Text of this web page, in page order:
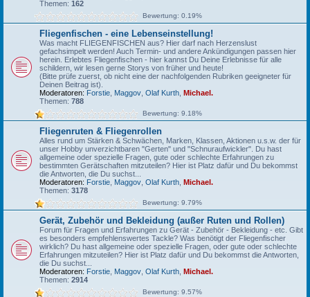
Themen: 162
Bewertung: 0.19%
Fliegenfischen - eine Lebenseinstellung!
Was macht FLIEGENFISCHEN aus? Hier darf nach Herzenslust
gefachsimpelt werden! Auch Termin- und andere Ankündigungen passen hier
herein. Erlebtes Fliegenfischen - hier kannst Du Deine Erlebnisse für alle
schildern, wir lesen gerne Storys von früher und heute!
(Bitte prüfe zuerst, ob nicht eine der nachfolgenden Rubriken geeigneter für
Deinen Beitrag ist).
Moderatoren: Forstie Maggov Olaf Kurth
Michael.
Themen: 788
Bewertung: 9.18%
Fliegenruten & Fliegenrollen
Alles rund um Stärken & Schwächen, Marken, Klassen, Aktionen u.s.w. der für
unser Hobby unverzichtbaren "Gerten" und "Schnuraufwickler". Du hast
allgemeine oder spezielle Fragen, gute oder schlechte Erfahrungen zu
bestimmten Gerätschaften mitzuteilen? Hier ist Platz dafür und Du bekommst
die Antworten, die Du suchst...
Moderatoren: Forstie Maggov Olaf Kurth
Michael.
Themen: 3178
Bewertung: 9.79%
Gerät, Zubehör und Bekleidung (außer Ruten und Rollen)
Forum für Fragen und Erfahrungen zu Gerät - Zubehör - Bekleidung - etc. Gibt
es besonders empfehlenswertes Tackle? Was benötigt der Fliegenfischer
wirklich? Du hast allgemeine oder spezielle Fragen, oder gute oder schlechte
Erfahrungen mitzuteilen? Hier ist Platz dafür und Du bekommst die Antworten,
die Du suchst...
Moderatoren: Forstie Maggov Olaf Kurth
Michael.
Themen: 2914
Bewertung: 9.57%